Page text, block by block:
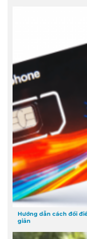
Hướng dẫn cách đổi
giản